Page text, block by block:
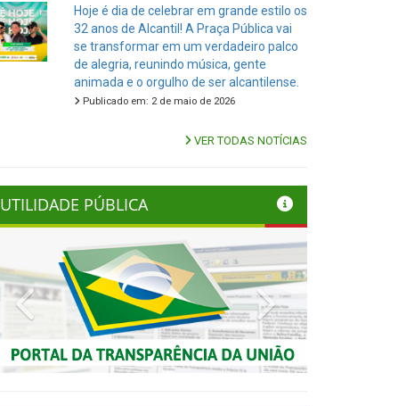
Hoje é dia de celebrar em grande estilo os
32 anos de Alcantil! A Praça Pública vai
se transformar em um verdadeiro palco
de alegria, reunindo música, gente
animada e o orgulho de ser alcantilense.
Publicado em: 2 de maio de 2026
VER TODAS NOTÍCIAS
UTILIDADE PÚBLICA
Previous Next